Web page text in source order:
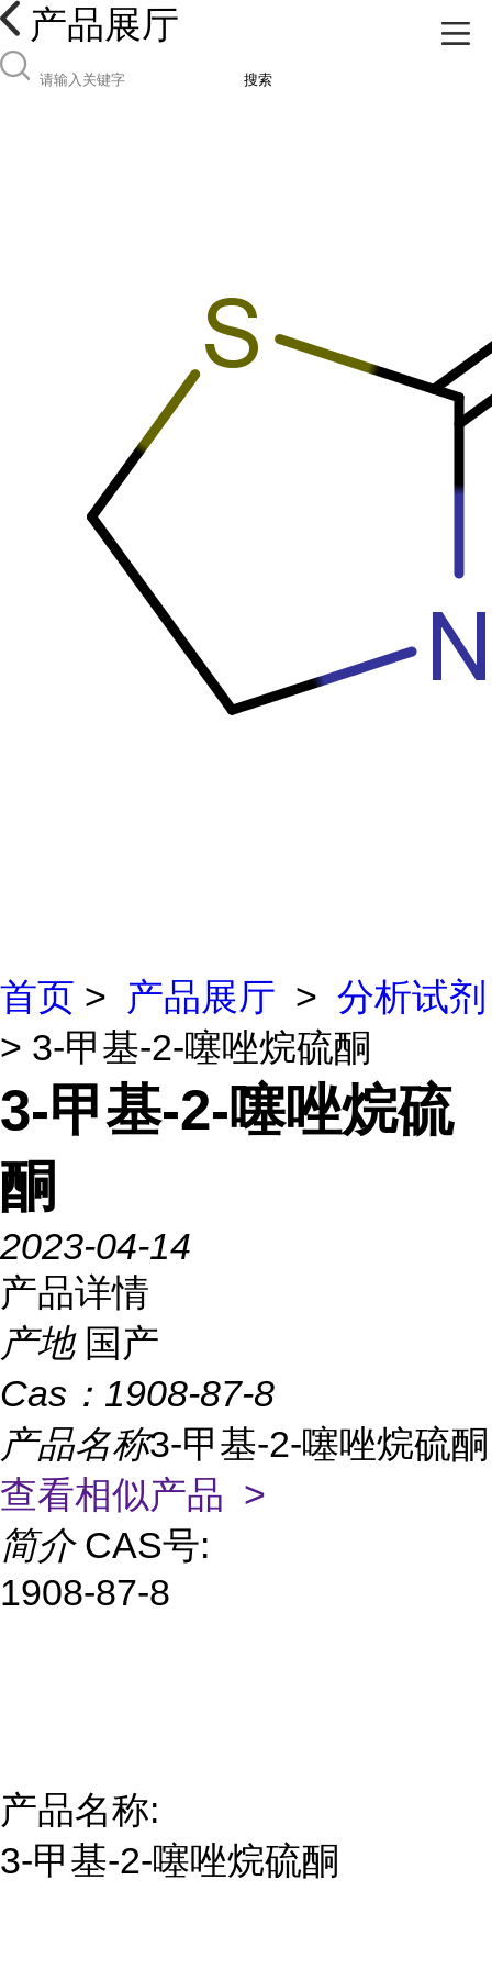
产品展厅
搜索
首页 > 产品展厅 > 分析试剂
> 3-甲基-2-噻唑烷硫酮
3-甲基-2-噻唑烷硫
酮
2023-04-14
产品详情
产地 国产
Cas： 1908-87-8
产品名称3-甲基-2-噻唑烷硫酮
查看相似产品 >
简介 CAS号:
1908-87-8
产品名称:
3-甲基-2-噻唑烷硫酮